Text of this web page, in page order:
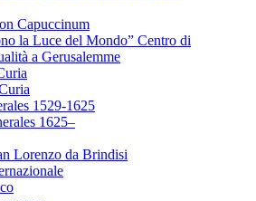
Capuccinum
la Luce del Mondo” Centro di
a Gerusalemme
1529-1625
1625–
Lorenzo da Brindisi